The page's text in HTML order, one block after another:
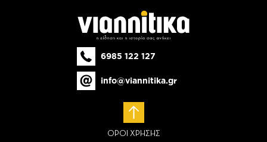
6985 122 127
info@viannitika.gr
ΟΡΟΙ ΧΡΗΣΗΣ